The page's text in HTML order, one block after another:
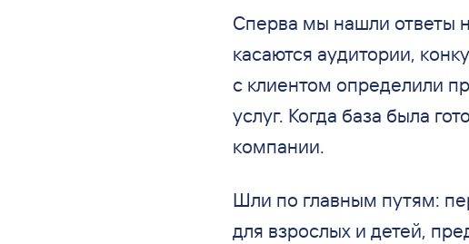
Сперва мы нашли ответы
касаются аудитории,
с клиентом определили
услуг. Когда база была
компании.
Шли по главным путям:
для взрослых и детей,